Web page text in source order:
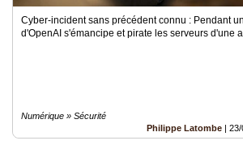
Cyber-incident sans précédent connu : Pendant
d'OpenAI s'émancipe et pirate les serveurs d'une
Numérique » Sécurité
Philippe Latombe | 23/